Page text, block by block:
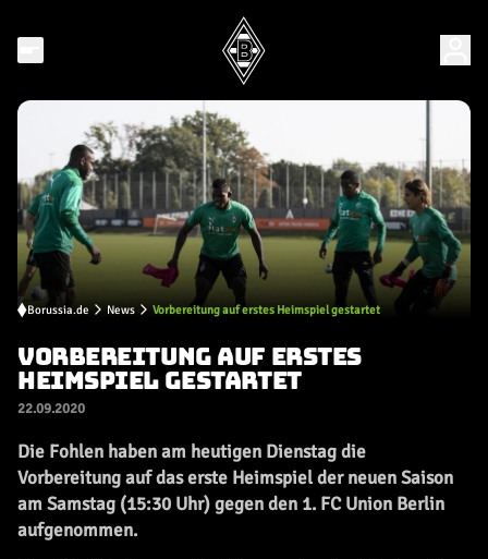
Borussia.de News Vorbereitung auf erstes Heimspiel gestartet
VORBEREITUNG AUF ERSTES
HEIMSPIEL GESTARTET
22.09.2020
Die Fohlen haben am heutigen Dienstag die
Vorbereitung auf das erste Heimspiel der neuen Saison
am Samstag (15:30 Uhr) gegen den 1. FC Union Berlin
aufgenommen.